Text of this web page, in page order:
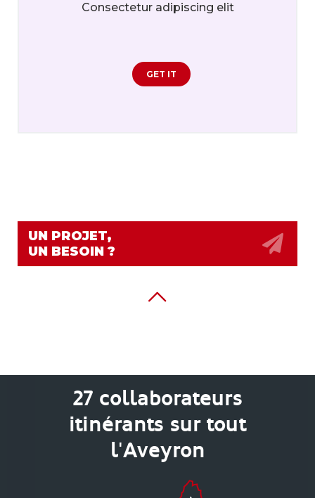
Consectetur adipiscing elit
GET IT
UN PROJET,
UN BESOIN ?
27 collaborateurs
itinérants sur tout
l'Aveyron